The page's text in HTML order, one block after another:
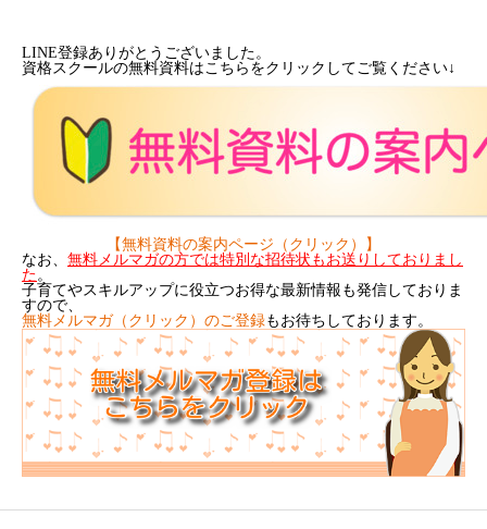
LINE登録ありがとうございました。
資格スクールの無料資料はこちらをクリックしてご覧ください↓
【無料資料の案内ページ（クリック）】
なお、 無料メルマガの方では特別な招待状もお送りしておりまし
た。
子育てやスキルアップに役立つお得な最新情報も発信しておりま
すので、
無料メルマガ（クリック）のご登録もお待ちしております。